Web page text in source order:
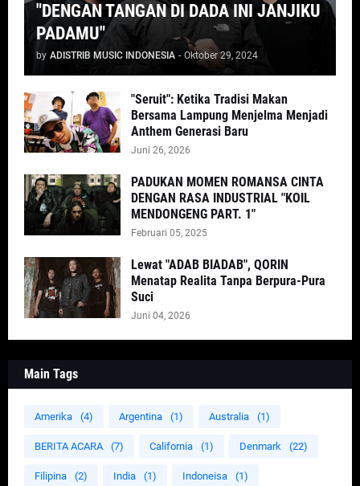
"DENGAN TANGAN DI DADA INI JANJIKU
PADAMU"
by ADISTRIB MUSIC INDONESIA - Oktober 29, 2024
"Seruit": Ketika Tradisi Makan
Bersama Lampung Menjelma Menjadi
Anthem Generasi Baru
Juni 26, 2026
PADUKAN MOMEN ROMANSA CINTA
DENGAN RASA INDUSTRIAL "KOIL
MENDONGENG PART. 1"
Februari 05, 2025
Lewat "ADAB BIADAB", QORIN
Menatap Realita Tanpa Berpura-Pura
Suci
Juni 04, 2026
Main Tags
Amerika (4) Argentina (1) Australia (1)
BERITA ACARA (7) California (1) Denmark (22)
Filipina (2) India (1) Indoneisa (1)